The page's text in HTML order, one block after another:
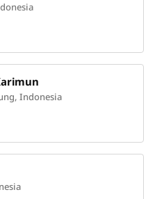
Indonesia